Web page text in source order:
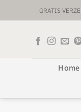
naar
GRATIS
CUSTUM
Home